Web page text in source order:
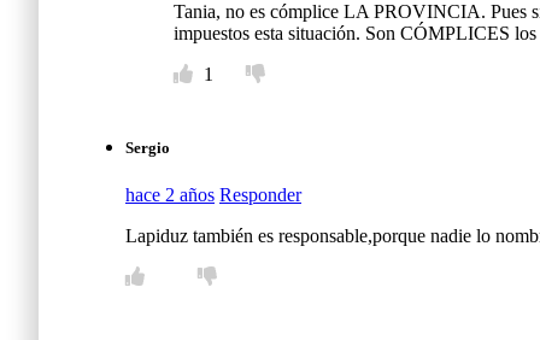
Tania, no es cómplice LA PROVINCIA. Pues
impuestos esta situación. Son CÓMPLICES
1
Sergio
hace 2 años Responder
Lapiduz también es responsable,porque nadie lo